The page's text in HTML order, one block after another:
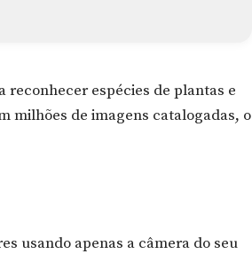
espécies de plantas e
milhões de imagens catalogadas, o
usando apenas a câmera do seu